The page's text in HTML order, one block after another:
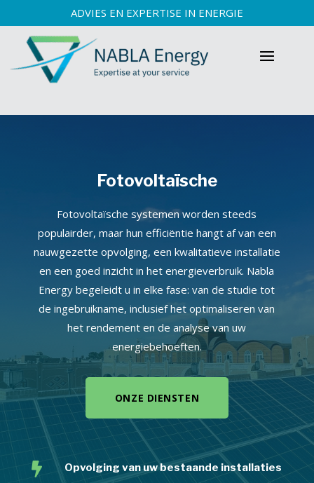
ADVIES EN EXPERTISE IN ENERGIE
Fotovoltaïsche
Fotovoltaïsche systemen worden steeds
populairder, maar hun efficiëntie hangt af van een
nauwgezette opvolging, een kwalitatieve installatie
en een goed inzicht in het energieverbruik. Nabla
Energy begeleidt u in elke fase: van de studie tot
de ingebruikname, inclusief het optimaliseren van
het rendement en de analyse van uw
energiebehoeften.
ONZE DIENSTEN
 Opvolging van uw bestaande installaties